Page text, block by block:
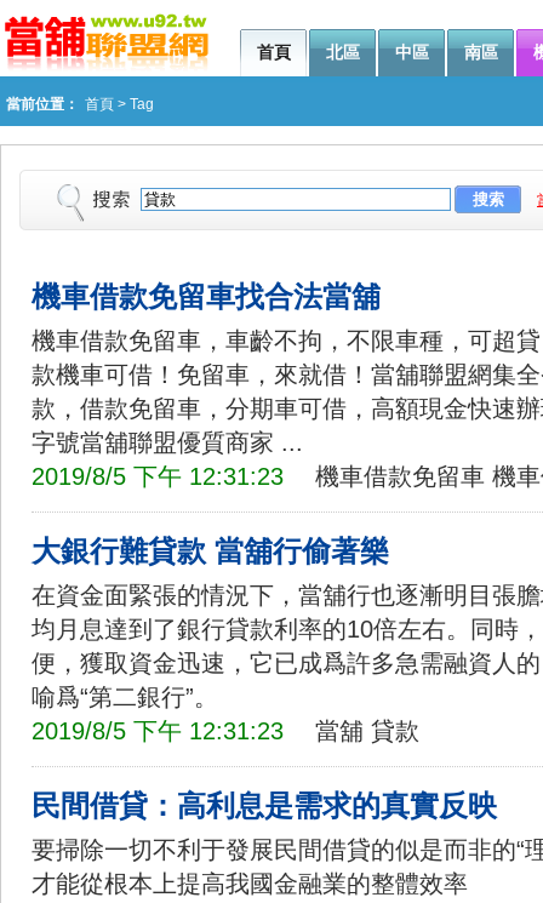
首頁 北區 中區 南區
當前位置： 首頁 > Tag
機車借款免留車找合法當舖
機車借款免留車，車齡不拘，不限車種，可超
款機車可借！免留車，來就借！當舖聯盟網集
款，借款免留車，分期車可借，高額現金快速
字號當舖聯盟優質商家 ...
2019/8/5 下午 12:31:23
機車借款免留車 機
大銀行難貸款 當舖行偷著樂
在資金面緊張的情況下，當舖行也逐漸明目張
均月息達到了銀行貸款利率的10倍左右。同時
便，獲取資金迅速，它已成爲許多急需融資人
喻爲“第二銀行”。
2019/8/5 下午 12:31:23
當舖 貸款
民間借貸：高利息是需求的真實反映
要掃除一切不利于發展民間借貸的似是而非的“
才能從根本上提高我國金融業的整體效率